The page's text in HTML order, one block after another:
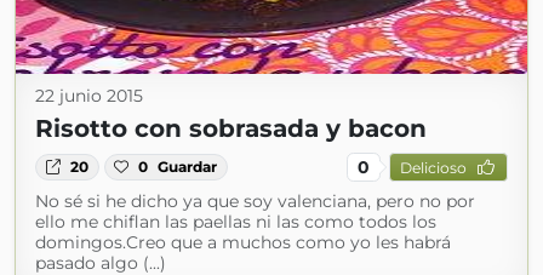
22 junio 2015
Risotto con sobrasada y bacon
20 0 Guardar 0 Delicioso
No sé si he dicho ya que soy valenciana, pero no por
ello me chiflan las paellas ni las como todos los
domingos.Creo que a muchos como yo les habrá
pasado algo (...)